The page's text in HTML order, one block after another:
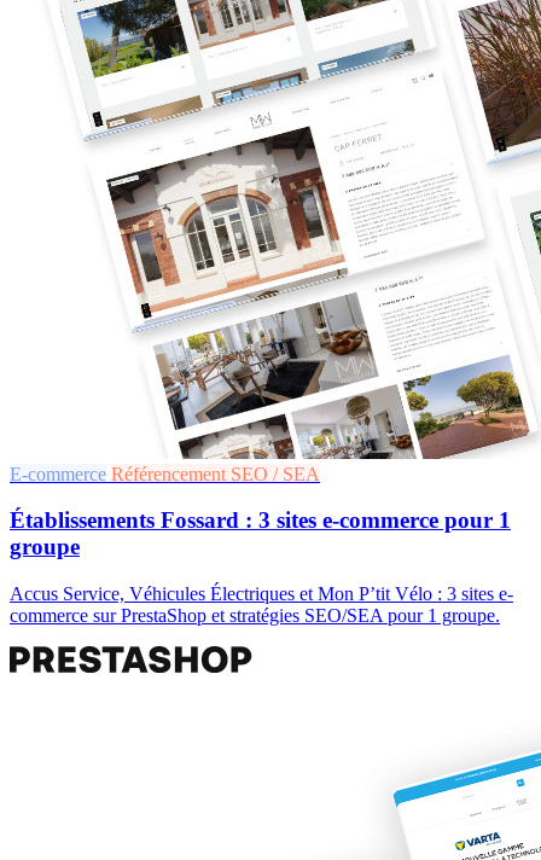
E-commerce Référencement SEO / SEA
Établissements Fossard : 3 sites e-commerce pour 1
groupe
Accus Service, Véhicules Électriques et Mon P’tit Vélo : 3 sites e-
commerce sur PrestaShop et stratégies SEO/SEA pour 1 groupe.